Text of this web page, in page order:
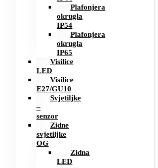
Plafonjera
okrugla
IP54
Plafonjera
okrugla
IP65
Visilice
LED
Visilice
E27/GU10
Svjetiljke
–
senzor
Zidne
svjetiljke
OG
Zidna
LED